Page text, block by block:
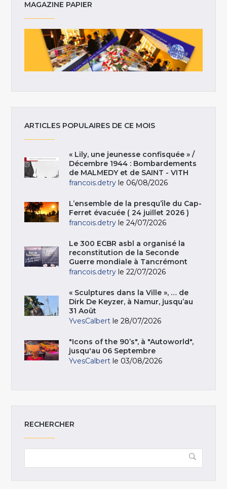
MAGAZINE PAPIER
ARTICLES POPULAIRES DE CE MOIS
« Lily, une jeunesse confisquée » /
Décembre 1944 : Bombardements
de MALMEDY et de SAINT - VITH
francois.detry le 06/08/2026
L’ensemble de la presqu’île du Cap-
Ferret évacuée ( 24 juillet 2026 )
francois.detry le 24/07/2026
Le 300 ECBR asbl a organisé la
reconstitution de la Seconde
Guerre mondiale à Tancrémont
francois.detry le 22/07/2026
« Sculptures dans la Ville », … de
Dirk De Keyzer, à Namur, jusqu’au
31 Août
YvesCalbert le 28/07/2026
"Icons of the 90’s", à "Autoworld",
jusqu'au 06 Septembre
YvesCalbert le 03/08/2026
RECHERCHER